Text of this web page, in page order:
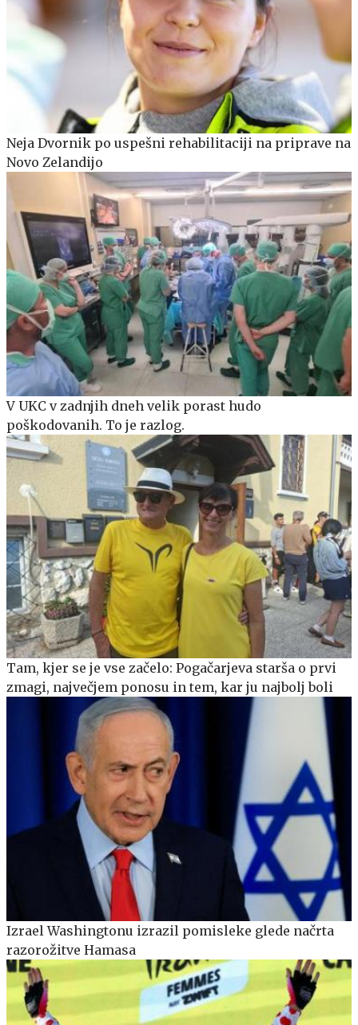
Neja Dvornik po uspešni rehabilitaciji na priprave na
Novo Zelandijo
V UKC v zadnjih dneh velik porast hudo
poškodovanih. To je razlog.
Tam, kjer se je vse začelo: Pogačarjeva starša o prvi
zmagi, največjem ponosu in tem, kar ju najbolj boli
Izrael Washingtonu izrazil pomisleke glede načrta
razorožitve Hamasa